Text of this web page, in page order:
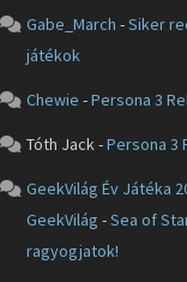
Gabe_March -Siker
játékok
Chewie -Persona 3
Tóth Jack -Persona 3
GeekVilág Év Játéka
GeekVilág -Sea of
ragyogjatok!